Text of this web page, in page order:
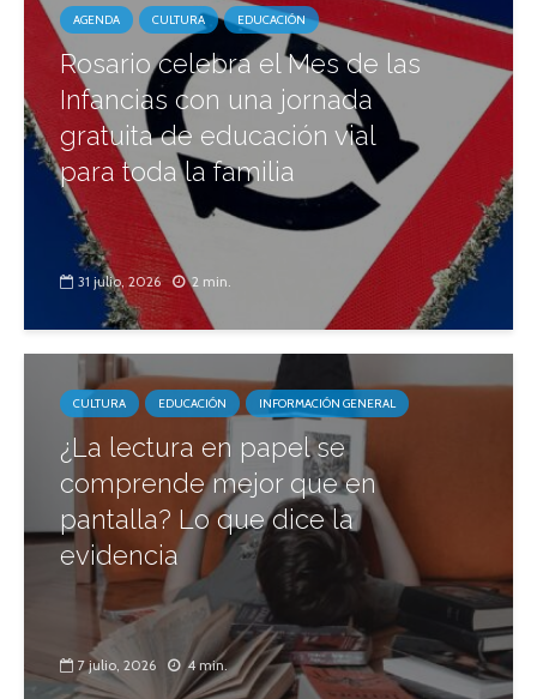
AGENDA CULTURA EDUCACIÓN
Rosario celebra el Mes de las
Infancias con una jornada
gratuita de educación vial
para toda la familia
31 julio, 2026 2 min.
CULTURA EDUCACIÓN INFORMACIÓN GENERAL
¿La lectura en papel se
comprende mejor que en
pantalla? Lo que dice la
evidencia
7 julio, 2026 4 min.